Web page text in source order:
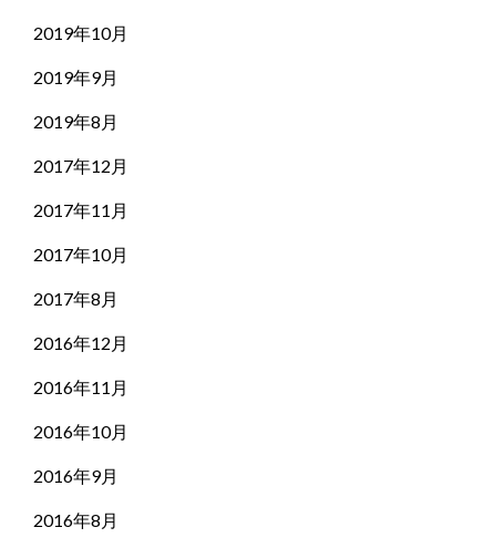
2019年10月
2019年9月
2019年8月
2017年12月
2017年11月
2017年10月
2017年8月
2016年12月
2016年11月
2016年10月
2016年9月
2016年8月